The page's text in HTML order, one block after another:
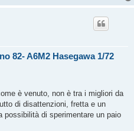
82- A6M2 Hasegawa 1/72
è venuto, non è tra i migliori da
di disattenzioni, fretta e un
possibilità di sperimentare un paio